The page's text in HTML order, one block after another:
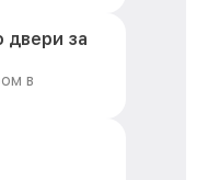
двери за
в